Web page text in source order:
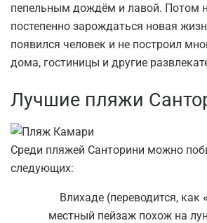
пепельным дождём и лавой. Потом
постепенно зарождаться новая
появился человек и не построил
дома, гостиницы и другие
Лучшие пляжи
Среди пляжей Санторини можно
следующих:
Влихаде (переводится, как
местный пейзаж похож на